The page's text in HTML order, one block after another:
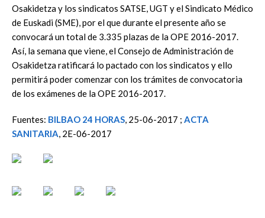
Osakidetza y los sindicatos SATSE, UGT y el Sindicato Médico
de Euskadi (SME), por el que durante el presente año se
convocará un total de 3.335 plazas de la OPE 2016-2017.
Así, la semana que viene, el Consejo de Administración de
Osakidetza ratificará lo pactado con los sindicatos y ello
permitirá poder comenzar con los trámites de convocatoria
de los exámenes de la OPE 2016-2017.
Fuentes: BILBAO 24 HORAS, 25-06-2017 ; ACTA
SANITARIA, 2E-06-2017